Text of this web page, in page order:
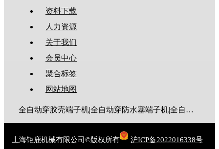
资料下载
人力资源
关于我们
会员中心
聚合标签
网站地图
全自动穿胶壳端子机|全自动穿防水塞端子机|全自动穿热缩管端子机|全自动穿护套端子机|全自动穿号码管端子机|全自动端子机|全自动穿防水栓端子机|端子压着机|端子压接机|静音端子机|多芯线端子机|护套线端子机|全自动排线端子机|新能源大平方压接机|电脑剥线机|自动剥线机|裁线机|剥线机
上海钜鹿机械有限公司©版权所有 沪ICP备2022016338号